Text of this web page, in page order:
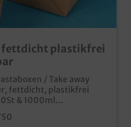
fettdicht plastikfrei
/ Take away
fettdicht, plastikfrei
& 1000ml
und